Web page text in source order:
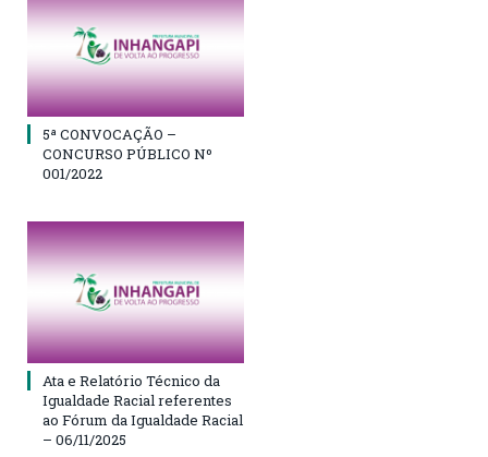
5ª CONVOCAÇÃO –
CONCURSO PÚBLICO Nº
001/2022
Ata e Relatório Técnico da
Igualdade Racial referentes
ao Fórum da Igualdade Racial
– 06/11/2025